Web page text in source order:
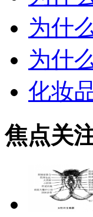
为什
为什
化妆
焦点关